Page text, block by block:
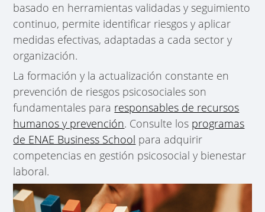
basado en herramientas validadas y seguimiento
continuo, permite identificar riesgos y aplicar
medidas efectivas, adaptadas a cada sector y
organización.
La formación y la actualización constante en
prevención de riesgos psicosociales son
fundamentales para responsables de recursos
humanos y prevención. Consulte los programas
de ENAE Business School para adquirir
competencias en gestión psicosocial y bienestar
laboral.